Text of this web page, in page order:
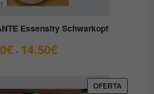
Essensity Schwarkopf
€ - 14.50€Rango
OFERTA